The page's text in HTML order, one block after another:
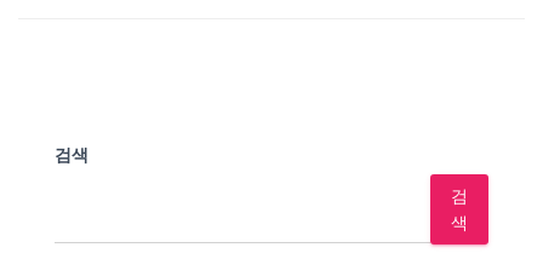
검색
검
색